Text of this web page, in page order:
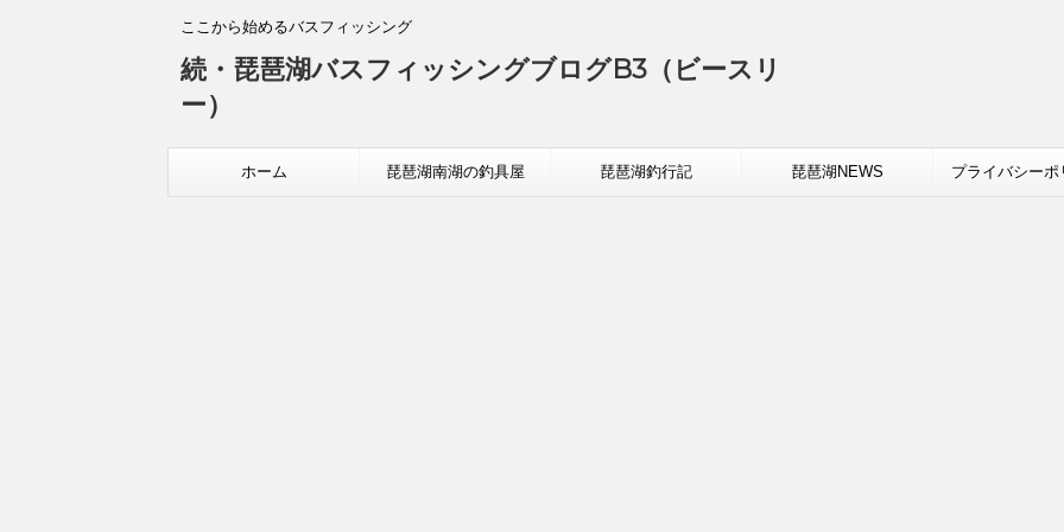
ここから始めるバスフィッシング
続・琵琶湖バスフィッシングブログB3（ビースリ
ー）
ホーム 琵琶湖南湖の釣具屋 琵琶湖釣行記 琵琶湖NEWS プライバシーポ